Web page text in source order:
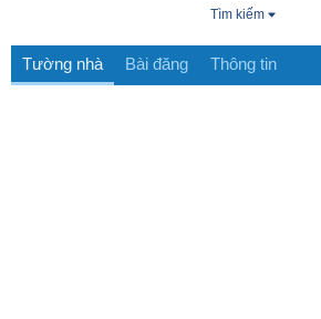
Tìm kiếm
Tường nhà Bài đăng Thông tin